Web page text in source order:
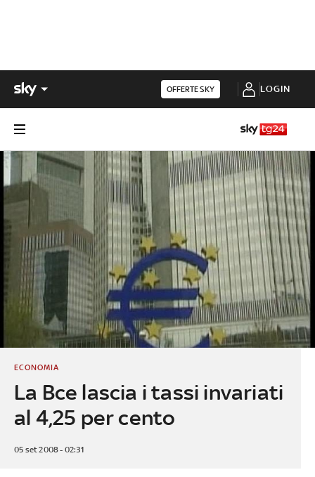
OFFERTE SKY LOGIN
La Bce lascia i tassi invariati
al 4,25 per cento
ECONOMIA
05 set 2008 - 02:31